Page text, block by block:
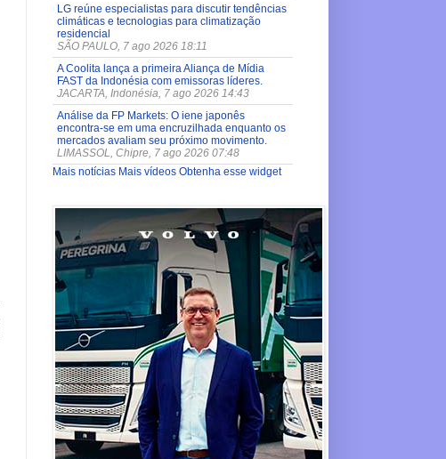
LG reúne especialistas para discutir tendências
climáticas e tecnologias para climatização
residencial
SÃO PAULO, 7 ago 2026 18:11
A Coolita lança a primeira Aliança de Mídia
FAST da Indonésia com emissoras líderes.
JACARTA, Indonésia, 7 ago 2026 14:43
Análise da FP Markets: O iene japonês
encontra-se em uma encruzilhada enquanto os
mercados avaliam seu próximo movimento.
LIMASSOL, Chipre, 7 ago 2026 07:48
Mais notícias Mais vídeos Obtenha esse widget